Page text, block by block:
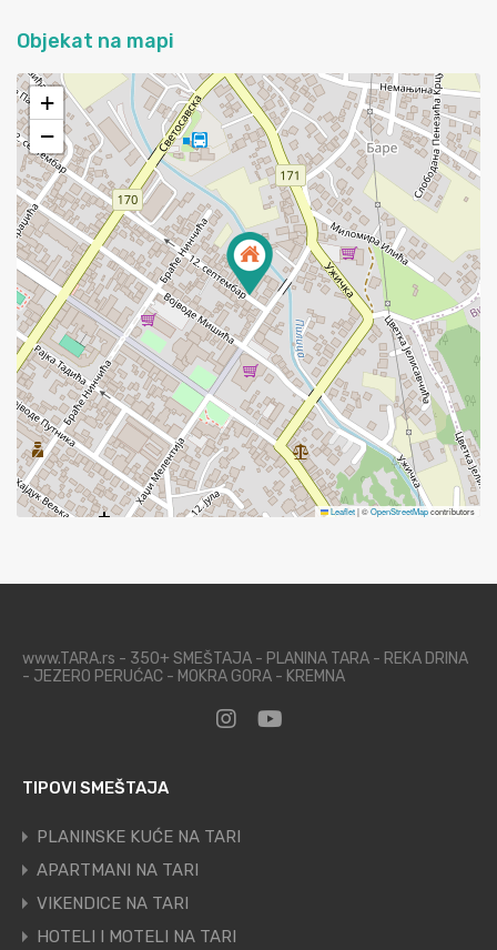
Objekat na mapi
+
−
Leaflet|©OpenStreetMapcontributors
www.TARA.rs - 350+ SMEŠTAJA - PLANINA TARA - REKA DRINA
- JEZERO PERUĆAC - MOKRA GORA - KREMNA
TIPOVI SMEŠTAJA
PLANINSKE KUĆE NA TARI
APARTMANI NA TARI
VIKENDICE NA TARI
HOTELI I MOTELI NA TARI